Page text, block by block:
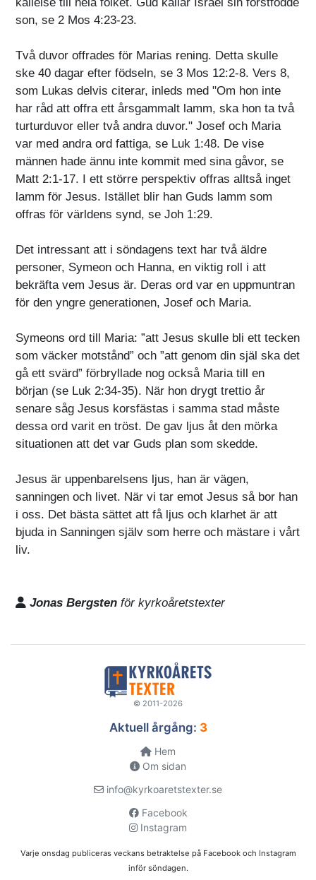
son, se 2 Mos 4:23-23.
Två duvor offrades för Marias rening. Detta skulle
ske 40 dagar efter födseln, se 3 Mos 12:2-8. Vers 8,
som Lukas delvis citerar, inleds med "Om hon inte
har råd att offra ett årsgammalt lamm, ska hon ta två
turturduvor eller två andra duvor." Josef och Maria
var med andra ord fattiga, se Luk 1:48. De vise
männen hade ännu inte kommit med sina gåvor, se
Matt 2:1-17. I ett större perspektiv offras alltså inget
lamm för Jesus. Istället blir han Guds lamm som
offras för världens synd, se Joh 1:29.
Det intressant att i söndagens text har två äldre
personer, Symeon och Hanna, en viktig roll i att
bekräfta vem Jesus är. Deras ord var en uppmuntran
för den yngre generationen, Josef och Maria.
Symeons ord till Maria: ”att Jesus skulle bli ett tecken
som väcker motstånd” och ”att genom din själ ska det
gå ett svärd” förbryllade nog också Maria till en
början (se Luk 2:34-35). När hon drygt trettio år
senare såg Jesus korsfästas i samma stad måste
dessa ord varit en tröst. De gav ljus åt den mörka
situationen att det var Guds plan som skedde.
Jesus är uppenbarelsens ljus, han är vägen,
sanningen och livet. När vi tar emot Jesus så bor han
i oss. Det bästa sättet att få ljus och klarhet är att
bjuda in Sanningen själv som herre och mästare i vårt
liv.
Jonas Bergsten för kyrkoåretstexter
© 2011-2026
Aktuell årgång: 3
Hem
Om sidan
info@kyrkoaretstexter.se
Facebook
Instagram
Varje onsdag publiceras veckans betraktelse på Facebook och Instagram
inför söndagen.